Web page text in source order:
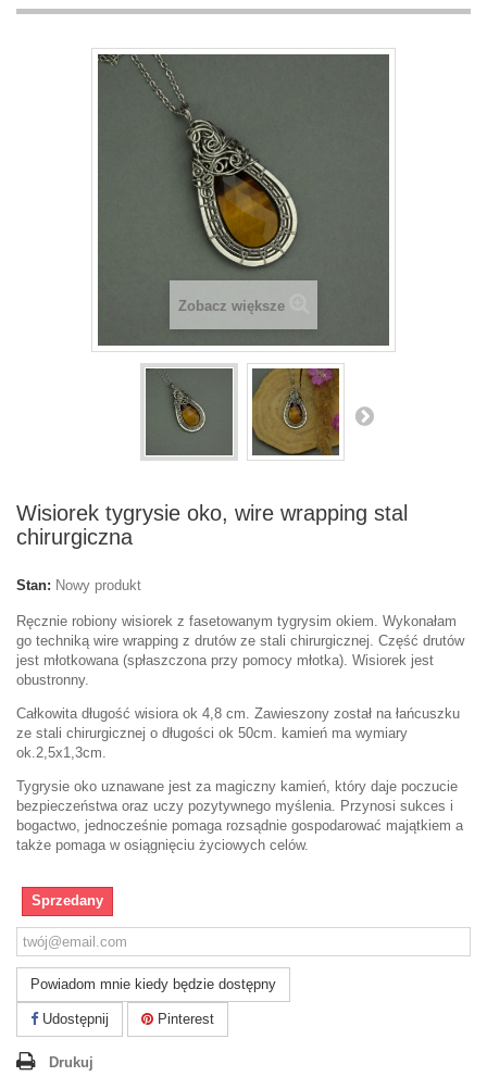
Zobacz większe
Wisiorek tygrysie oko, wire wrapping stal
chirurgiczna
Stan: Nowy produkt
Ręcznie robiony wisiorek z fasetowanym tygrysim okiem. Wykonałam
go techniką wire wrapping z drutów ze stali chirurgicznej. Część drutów
jest młotkowana (spłaszczona przy pomocy młotka). Wisiorek jest
obustronny.
Całkowita długość wisiora ok 4,8 cm. Zawieszony został na łańcuszku
ze stali chirurgicznej o długości ok 50cm. kamień ma wymiary
ok.2,5x1,3cm.
Tygrysie oko uznawane jest za magiczny kamień, który daje poczucie
bezpieczeństwa oraz uczy pozytywnego myślenia. Przynosi sukces i
bogactwo, jednocześnie pomaga rozsądnie gospodarować majątkiem a
także pomaga w osiągnięciu życiowych celów.
Sprzedany
Powiadom mnie kiedy będzie dostępny
Udostępnij Pinterest
Drukuj